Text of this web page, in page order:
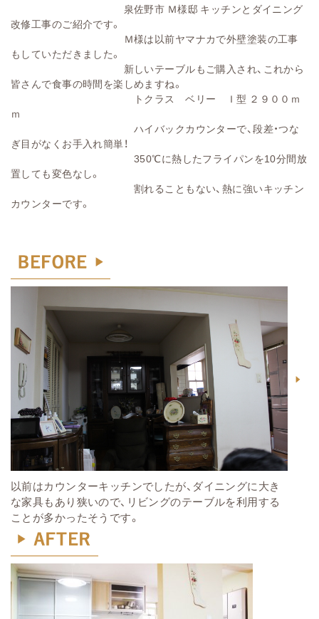
泉佐野市 Ｍ様邸 キッチンとダイニング
改修工事のご紹介です。
Ｍ様は以前ヤマナカで外壁塗装の工事
もしていただきました。
新しいテーブルもご購入され、これから
皆さんで食事の時間を楽しめますね。
トクラス ベリー Ｉ型 ２９００ｍ
ｍ
ハイバックカウンターで、段差・つな
ぎ目がなくお手入れ簡単！
350℃に熱したフライパンを10分間放
置しても変色なし。
割れることもない、熱に強いキッチン
カウンターです。
以前はカウンターキッチンでしたが、ダイニングに大き
な家具もあり狭いので、リビングのテーブルを利用する
ことが多かったそうです。